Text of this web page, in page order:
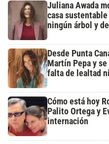
Juliana Awada
casa
ningún árbol y
Desde Punta
Martín Pepa y
falta de lealtad
Cómo está hoy
Palito Ortega y
internación